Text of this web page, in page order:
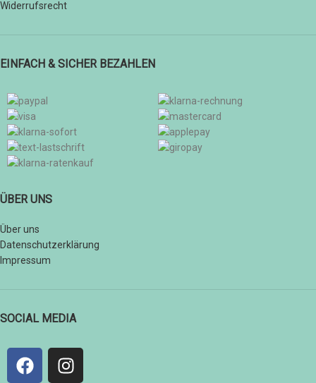
Widerrufsrecht
EINFACH & SICHER BEZAHLEN
ÜBER UNS
Über uns
Datenschutzerklärung
Impressum
SOCIAL MEDIA